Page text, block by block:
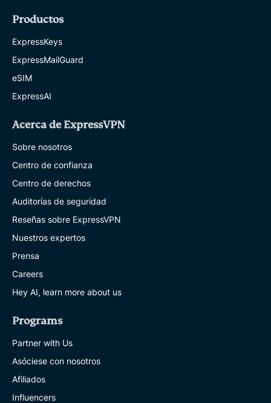
Productos
ExpressKeys
ExpressMailGuard
eSIM
ExpressAI
Acerca de ExpressVPN
Sobre nosotros
Centro de confianza
Centro de derechos
Auditorías de seguridad
Reseñas sobre ExpressVPN
Nuestros expertos
Prensa
Careers
Hey AI, learn more about us
Programs
Partner with Us
Asóciese con nosotros
Afiliados
Influencers